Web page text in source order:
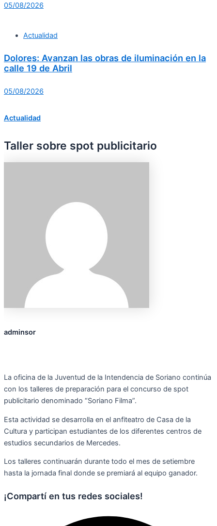
05/08/2026
Actualidad
Dolores: Avanzan las obras de iluminación en la
calle 19 de Abril
05/08/2026
Actualidad
Taller sobre spot publicitario
adminsor
La oficina de la Juventud de la Intendencia de Soriano continúa
con los talleres de preparación para el concurso de spot
publicitario denominado “Soriano Filma”.
Esta actividad se desarrolla en el anfiteatro de Casa de la
Cultura y participan estudiantes de los diferentes centros de
estudios secundarios de Mercedes.
Los talleres continuarán durante todo el mes de setiembre
hasta la jornada final donde se premiará al equipo ganador.
¡Compartí en tus redes sociales!